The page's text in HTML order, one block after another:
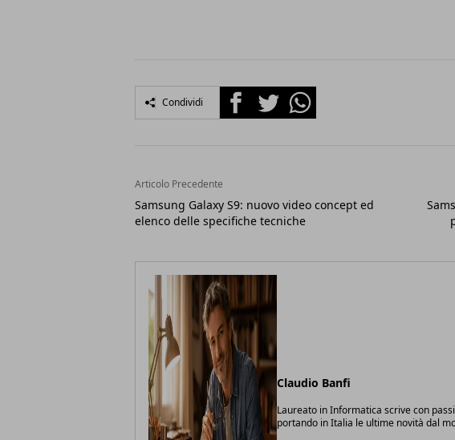
Condividi FacebookTwitterWhatsapp
Articolo Precedente
Samsung Galaxy S9: nuovo video concept ed
elenco delle specifiche tecniche
Claudio Banfi
Laureato in Informatica scrive con
portando in Italia le ultime novità dal